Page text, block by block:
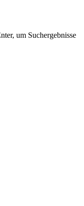
um Suchergebnisse